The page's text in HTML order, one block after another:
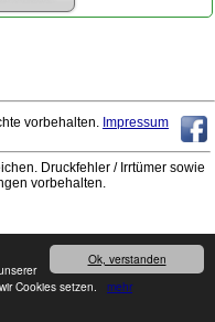
Ok, verstanden
Cookies setzen. mehr
vorbehalten. Impressum
Druckfehler / Irrtümer sowie
vorbehalten.